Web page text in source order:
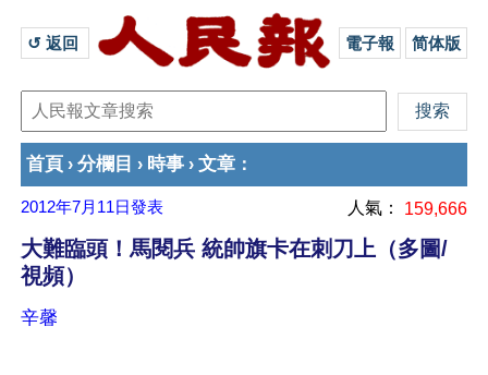
↺ 返回 電子報 简体版
首頁 › 分欄目 › 時事 › 文章 ：
2012年7月11日發表 人氣： 159,666
大難臨頭！馬閱兵 統帥旗卡在刺刀上（多圖/
視頻）
辛馨